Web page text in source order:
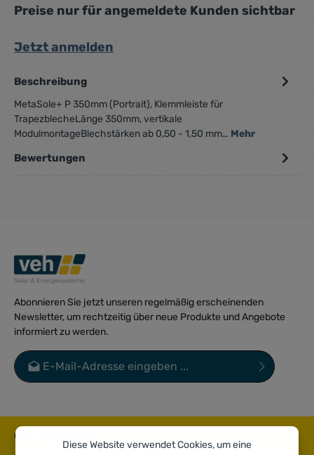
Preise nur für angemeldete Kunden sichtbar
Jetzt anmelden
Beschreibung
MetaSole+ P 350mm (Portrait), Klemmleiste für
TrapezblecheLänge 350mm, vertikale
ModulmontageBlechstärken ab 0,50 - 1,50 mm… Mehr
Bewertungen
Abonnieren Sie jetzt unseren regelmäßig erscheinenden
Newsletter, um rechtzeitig über neue Produkte und Angebote
informiert zu werden.
E-Mail-Adresse*
Ich habe dieDatenschutzbestimmungenzur Kenntnis
einverstanden.*
Öffnungszeiten
Diese Website verwendet Cookies, um eine